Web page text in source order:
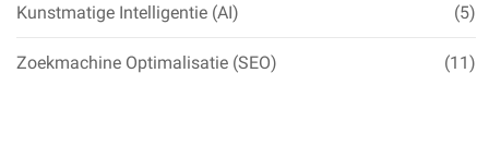
Kunstmatige Intelligentie (AI) (5)
Zoekmachine Optimalisatie (SEO) (11)